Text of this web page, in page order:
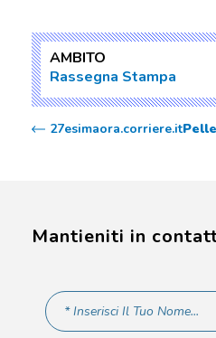
AMBITO
Rassegna Stampa
27esimaora.corriere.it
Mantieniti in